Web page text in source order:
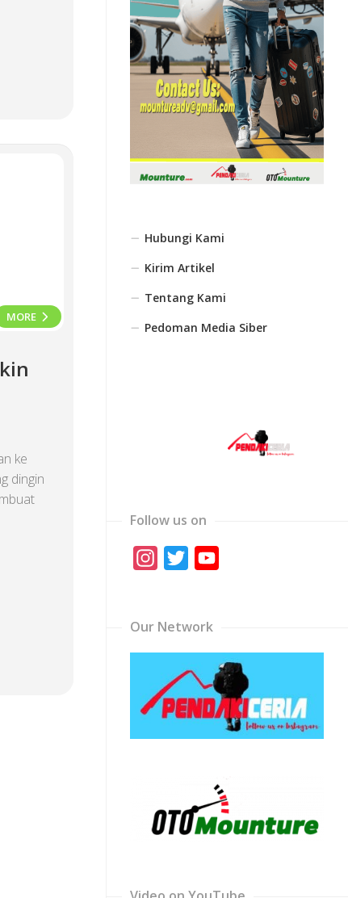
MORE
ke
dingin
Hubungi Kami
Kirim Artikel
Tentang Kami
Pedoman Media Siber
Follow us on
Instagram
Twitter
Our Network